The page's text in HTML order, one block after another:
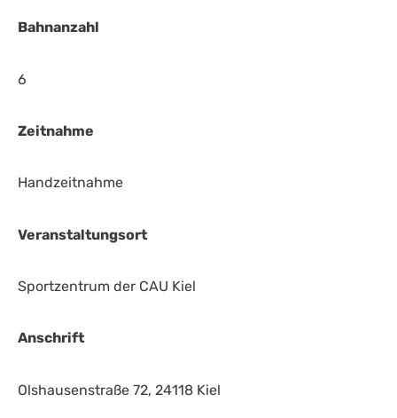
Bahnanzahl
6
Zeitnahme
Handzeitnahme
Veranstaltungsort
Sportzentrum der CAU Kiel
Anschrift
Olshausenstraße 72, 24118 Kiel